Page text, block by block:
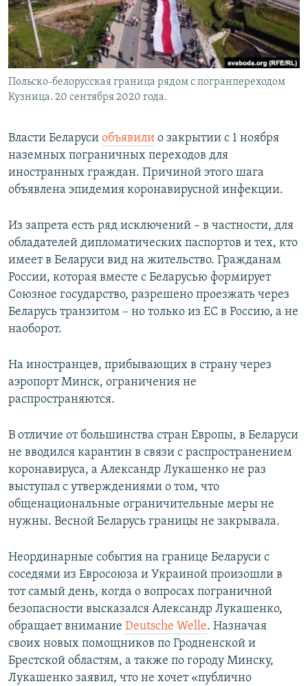
Польско-белорусская граница рядом с погранпереходом
Кузница. 20 сентября 2020 года.
Власти Беларуси объявили о закрытии с 1 ноября
наземных пограничных переходов для
иностранных граждан. Причиной этого шага
объявлена эпидемия коронавирусной инфекции.
Из запрета есть ряд исключений – в частности, для
обладателей дипломатических паспортов и тех, кто
имеет в Беларуси вид на жительство. Гражданам
России, которая вместе с Беларусью формирует
Союзное государство, разрешено проезжать через
Беларусь транзитом – но только из ЕС в Россию, а не
наоборот.
На иностранцев, прибывающих в страну через
аэропорт Минск, ограничения не
распространяются.
В отличие от большинства стран Европы, в Беларуси
не вводился карантин в связи с распространением
коронавируса, а Александр Лукашенко не раз
выступал с утверждениями о том, что
общенациональные ограничительные меры не
нужны. Весной Беларусь границы не закрывала.
Неординарные события на границе Беларуси с
соседями из Евросоюза и Украиной произошли в
тот самый день, когда о вопросах пограничной
безопасности высказался Александр Лукашенко,
обращает внимание Deutsche Welle. Назначая
своих новых помощников по Гродненской и
Брестской областям, а также по городу Минску,
Лукашенко заявил, что не хочет «публично